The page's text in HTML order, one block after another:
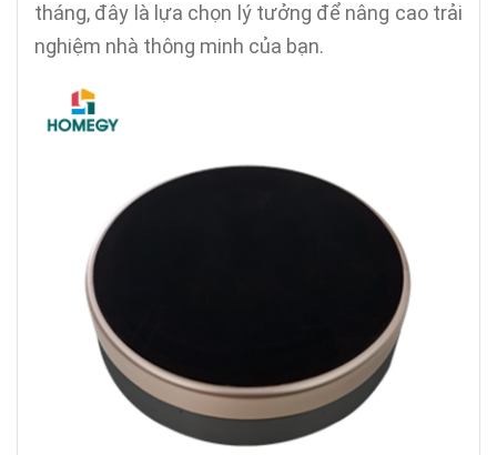
tháng, đây là lựa chọn lý tưởng để nâng cao trải
nghiệm nhà thông minh của bạn.